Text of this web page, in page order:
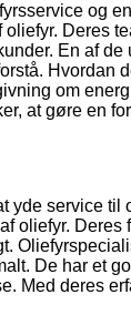
og
Deres
En af
Hvordan
om
at gøre en
service til
oliefyr. Deres
De har et
Med deres